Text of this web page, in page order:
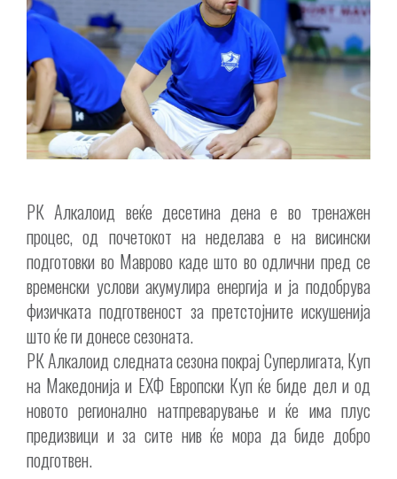
РК Алкалоид веќе десетина дена е во тренажен
процес, од почетокот на неделава е на висински
подготовки во Маврово каде што во одлични пред сe
временски услови акумулира енергија и ја подобрува
физичката подготвеност за претстојните искушенија
што ќе ги донесе сезоната.
РК Алкалоид следната сезона покрај Суперлигата, Куп
на Македонија и ЕХФ Европски Куп ќе биде дел и од
новото регионално натпреварување и ќе има плус
предизвици и за сите нив ќе мора да биде добро
подготвен.